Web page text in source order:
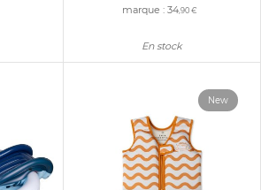
marque :34 ,90 €
En stock
New